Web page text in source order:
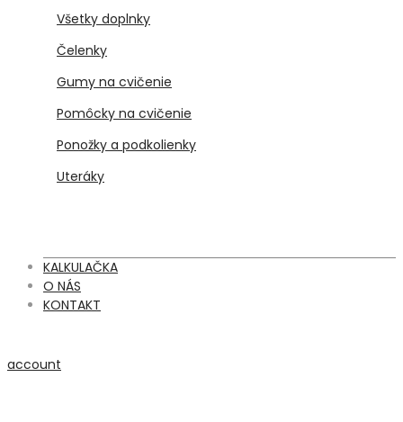
Všetky doplnky
Čelenky
Gumy na cvičenie
Pomôcky na cvičenie
Ponožky a podkolienky
Uteráky
KALKULAČKA
O NÁS
KONTAKT
account